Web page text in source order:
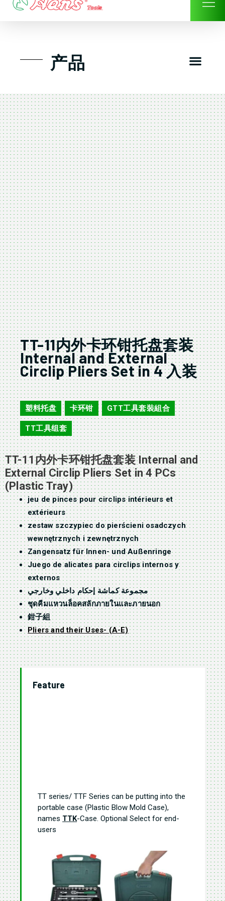
Skip
产品
TT-11内外卡环钳托盘套装
Internal and External
Circlip Pliers Set in 4 入装
TT-11
塑料托盘 , 卡环钳 , GTT工具套裝組合 ,
TT工具组套
TT-11内外卡环钳托盘套装 Internal and
External Circlip Pliers Set in 4 PCs
(Plastic Tray)
jeu de pinces pour circlips intérieurs et
extérieurs
zestaw szczypiec do pierścieni osadczych
wewnętrznych i zewnętrznych
Zangensatz für Innen- und Außenringe
Juego de alicates para circlips internos y
externos
مجموعة كماشة إحكام داخلي وخارجي
ชุดคีมแหวนล็อคสลักภายในและภายนอก
鉗子組
Pliers and their Uses- (A-E)
Feature
TT series/ TTF Series can be putting into the
portable case (Plastic Blow Mold Case),
names TTK-Case. Optional Select for end-
users